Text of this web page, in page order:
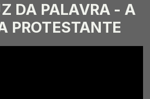
DA PALAVRA - A
PROTESTANTE